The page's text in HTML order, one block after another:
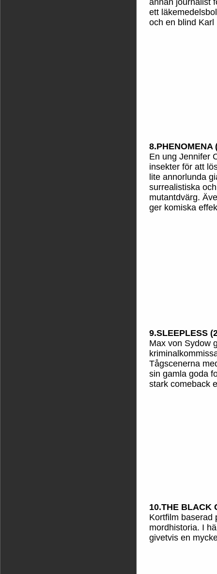
ett
och en blind
8.PHENOMENA
En ung Jennifer
insekter för att
lite annorlunda
surrealistiska
mutantdvärg.
ger komiska
9.SLEEPLESS
Max von Sydow
Tågscenerna
sin gamla goda
stark comeback
10.THE BLACK
Kortfilm baserad
mordhistoria. I
givetvis en